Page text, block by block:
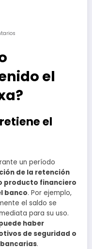
el
el
un período
de la retención
producto financiero
banco. Por ejemplo,
el saldo se
para su uso.
haber
de seguridad o
.